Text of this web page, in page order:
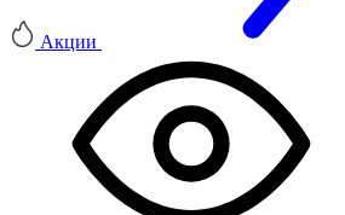
Акции